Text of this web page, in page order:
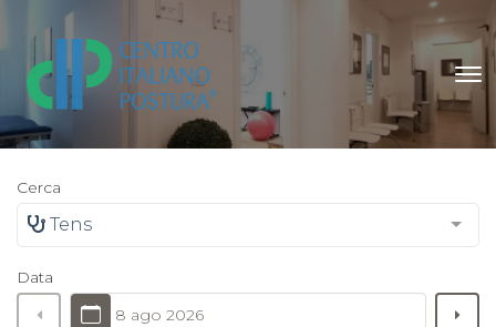
Cerca
Tens
Data
8 ago 2026